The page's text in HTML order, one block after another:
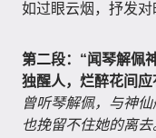
如过眼云烟，抒发对
第二段：“闻琴解佩
独醒人，烂醉花间应
曾听琴解佩，与神
也挽留不住她的离